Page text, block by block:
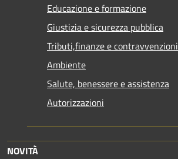
Educazione e formazione
Giustizia e sicurezza pubblica
Tributi,finanze e contravvenzioni
Ambiente
Salute, benessere e assistenza
Autorizzazioni
NOVITÀ